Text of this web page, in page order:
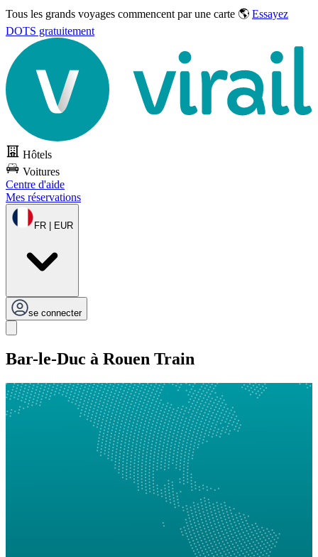
Tous les grands voyages commencent par une carte 🌎 Essayez
DOTS gratuitement
Hôtels
Voitures
Centre d'aide
Mes réservations
FR | EUR
se connecter
Bar-le-Duc à Rouen Train